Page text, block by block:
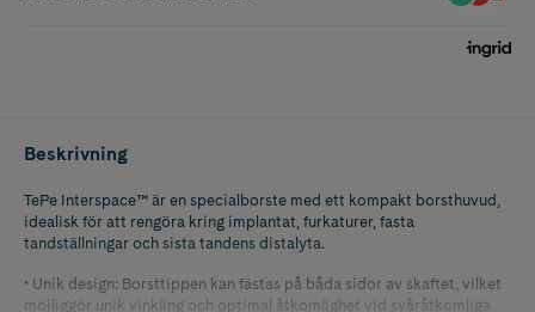
Beskrivning
TePe Interspace™ är en specialborste med ett kompakt borsthuvud,
idealisk för att rengöra kring implantat, furkaturer, fasta
tandställningar och sista tandens distalyta.
• Unik design: Borsttippen kan fästas på båda sidor av skaftet, vilket
möjliggör unik vinkling och optimal åtkomlighet vid svåråtkomliga